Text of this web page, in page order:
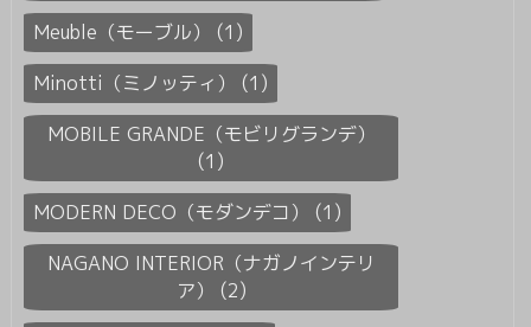
Meuble（モーブル） (1)
Minotti（ミノッティ） (1)
MOBILE GRANDE（モビリグランデ）
(1)
MODERN DECO（モダンデコ） (1)
NAGANO INTERIOR（ナガノインテリ
ア） (2)